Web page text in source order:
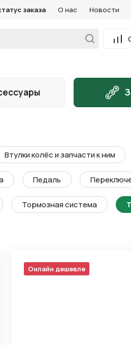
заказа О нас Новости
Втулки колёс и запчасти к ним
Педаль
Тормозная система
Онлайн дешевле